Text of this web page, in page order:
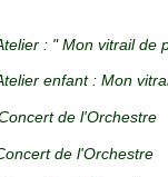
: " Mon vitrail de
enfant : Mon
de l'Orchestre
de l'Orchestre